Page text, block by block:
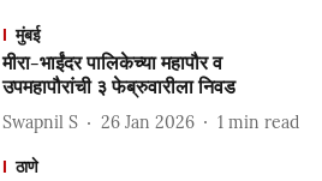
मुंबई
मीरा-भाईंदर पालिकेच्या महापौर व
उपमहापौरांची ३ फेब्रुवारीला निवड
Swapnil S 26 Jan 2026 1 min read
ठाणे